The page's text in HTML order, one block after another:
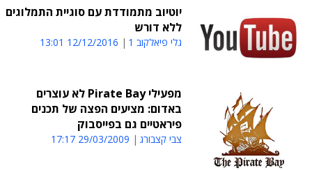
יוטיוב מתמודדת עם סוגיית התמלוגים
ללא דורש
גלי פיאלקוב 1 12/12/2016 13:01
מפעילי Pirate Bay לא עוצרים
באדום: מציעים הפצה של תכנים
פיראטיים גם בפייסבוק
צבי קצבורג 29/03/2009 17:17